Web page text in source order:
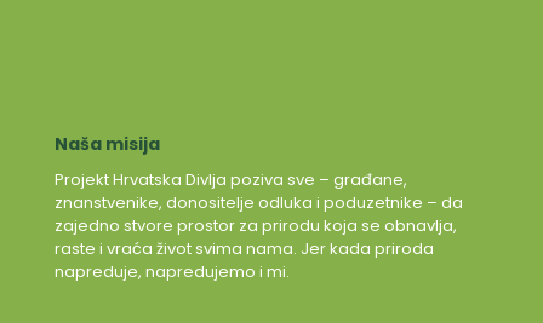
Naša misija
Projekt Hrvatska Divlja poziva sve – građane,
znanstvenike, donositelje odluka i poduzetnike – da
zajedno stvore prostor za prirodu koja se obnavlja,
raste i vraća život svima nama. Jer kada priroda
napreduje, napredujemo i mi.